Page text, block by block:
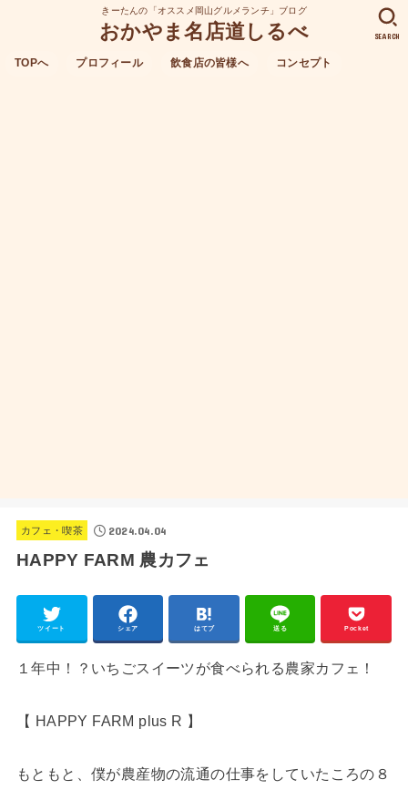
きーたんの「オススメ岡山グルメランチ」ブログ
おかやま名店道しるべ
TOPへ プロフィール 飲食店の皆様へ コンセプト
SEARCH
カフェ・喫茶 2024.04.04
HAPPY FARM 農カフェ
ツイート シェア はてブ 送る Pocket
１年中！？いちごスイーツが食べられる農家カフェ！
【 HAPPY FARM plus R 】
もともと、僕が農産物の流通の仕事をしていたころの８